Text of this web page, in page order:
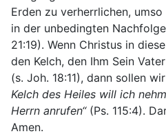
Erden zu verherrlichen,
in der unbedingten
21:19). Wenn Christus in
den Kelch, den Ihm Sein
(s. Joh. 18:11), dann sollen
Kelch des Heiles will ich
Herrn anrufen“ (Ps. 115:4).
Amen.